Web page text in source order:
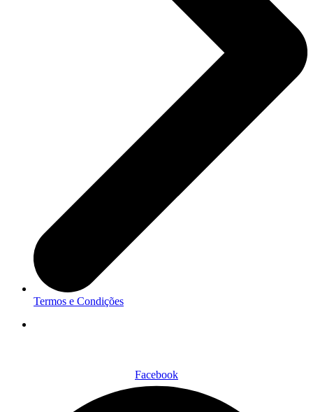
Termos e Condições
Facebook